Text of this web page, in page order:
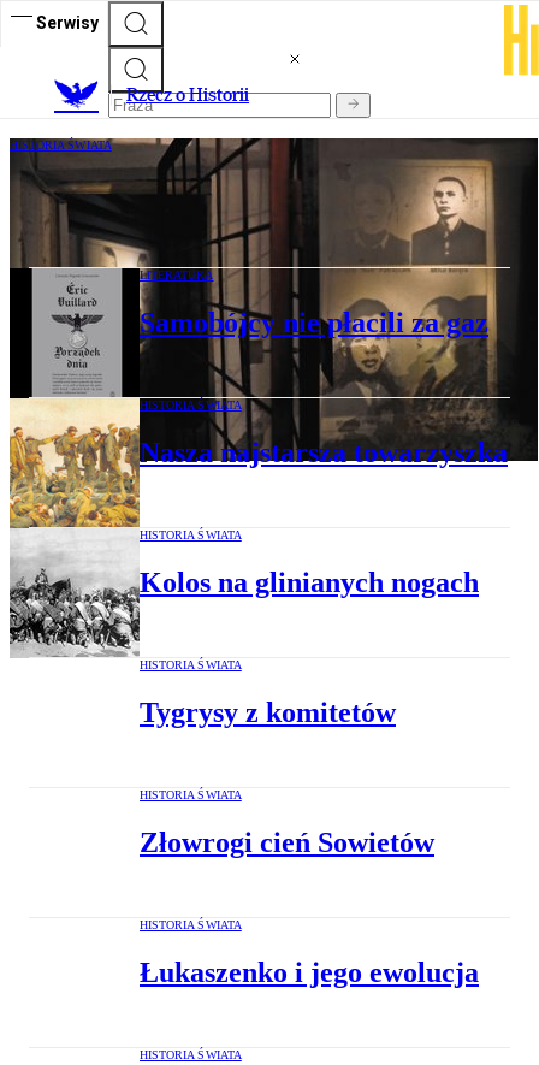
Serwisy
Rzecz o Historii
HISTORIA ŚWIATA
Piekielny komunistyczny eksperyment
LITERATURA
Samobójcy nie płacili za gaz
HISTORIA ŚWIATA
Nasza najstarsza towarzyszka
HISTORIA ŚWIATA
Kolos na glinianych nogach
HISTORIA ŚWIATA
Tygrysy z komitetów
HISTORIA ŚWIATA
Złowrogi cień Sowietów
HISTORIA ŚWIATA
Łukaszenko i jego ewolucja
HISTORIA ŚWIATA